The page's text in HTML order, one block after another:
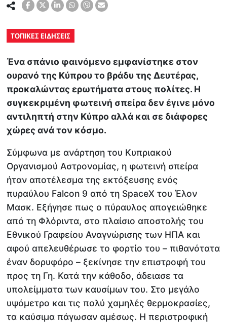
ΤΟΠΙΚΕΣ ΕΙΔΗΣΕΙΣ
Ένα σπάνιο φαινόμενο εμφανίστηκε στον
ουρανό της Κύπρου το βράδυ της Δευτέρας,
προκαλώντας ερωτήματα στους πολίτες. Η
συγκεκριμένη φωτεινή σπείρα δεν έγινε μόνο
αντιληπτή στην Κύπρο αλλά και σε διάφορες
χώρες ανά τον κόσμο.
Σύμφωνα με ανάρτηση του Κυπριακού
Οργανισμού Αστρονομίας, η φωτεινή σπείρα
ήταν αποτέλεσμα της εκτόξευσης ενός
πυραύλου Falcon 9 από τη SpaceX του Έλον
Μασκ. Εξήγησε πως ο πύραυλος απογειώθηκε
από τη Φλόριντα, στο πλαίσιο αποστολής του
Εθνικού Γραφείου Αναγνώρισης των ΗΠΑ και
αφού απελευθέρωσε το φορτίο του – πιθανότατα
έναν δορυφόρο – ξεκίνησε την επιστροφή του
προς τη Γη. Κατά την κάθοδο, άδειασε τα
υπολείμματα των καυσίμων του. Στο μεγάλο
υψόμετρο και τις πολύ χαμηλές θερμοκρασίες,
τα καύσιμα πάγωσαν αμέσως. Η περιστροφική